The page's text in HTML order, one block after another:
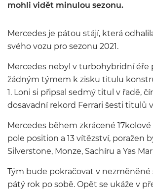
mohli vidět minulou sezonu.
Mercedes je pátou stájí, která
svého vozu pro sezonu 2021.
Mercedes nebyl v turbohybridní éře
žádným týmem k zisku titulu
1. Loni si připsal sedmý titul v řadě,
dosavadní rekord Ferrari šesti titulů
Mercedes během zkrácené 17kolové
pole position a 13 vítězství, poražen
Silverstone, Monze, Sachíru a Yas
Tým bude pokračovat v nezměněné
pátý rok po sobě. Opět se ukáže v